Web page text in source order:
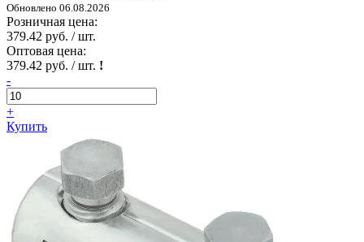
Обновлено 06.08.2026
Розничная цена:
379.42 руб. / шт.
Оптовая цена:
379.42 руб. / шт. !
-
+
Купить